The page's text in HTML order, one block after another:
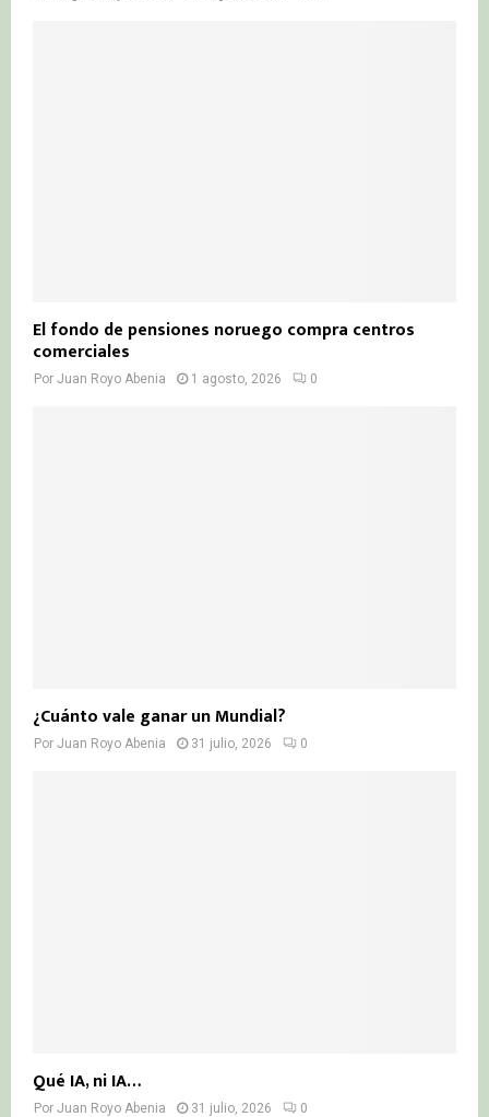
El fondo de pensiones noruego compra centros
comerciales
Por Juan Royo Abenia 1 agosto, 2026 0
¿Cuánto vale ganar un Mundial?
Por Juan Royo Abenia 31 julio, 2026 0
Qué IA, ni IA…
Por Juan Royo Abenia 31 julio, 2026 0